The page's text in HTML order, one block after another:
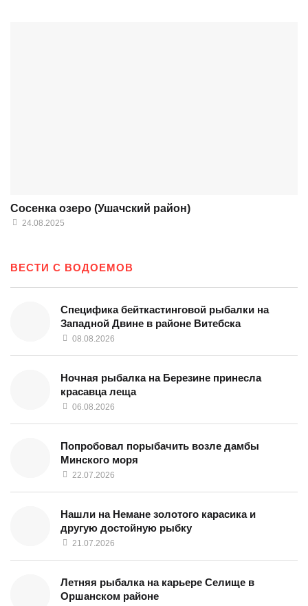
Сосенка озеро (Ушачский район)
24.08.2025
ВЕСТИ С ВОДОЕМОВ
Специфика бейткастинговой рыбалки на
Западной Двине в районе Витебска
08.08.2026
Ночная рыбалка на Березине принесла
красавца леща
06.08.2026
Попробовал порыбачить возле дамбы
Минского моря
22.07.2026
Нашли на Немане золотого карасика и
другую достойную рыбку
21.07.2026
Летняя рыбалка на карьере Селище в
Оршанском районе